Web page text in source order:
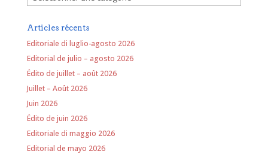
Articles récents
Editoriale di luglio-agosto 2026
Editorial de julio – agosto 2026
Édito de juillet – août 2026
Juillet – Août 2026
Juin 2026
Édito de juin 2026
Editoriale di maggio 2026
Editorial de mayo 2026